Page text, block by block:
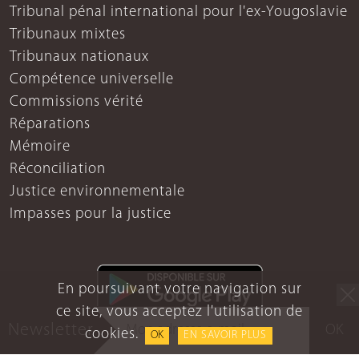
En poursuivant votre navigation sur
ce site, vous acceptez l'utilisation de
cookies.
OK EN SAVOIR PLUS
Tribunal pénal international pour l'ex-Yougoslavie
Tribunaux mixtes
Tribunaux nationaux
Compétence universelle
Commissions vérité
Réparations
Mémoire
Réconciliation
Justice environnementale
Impasses pour la justice
Mentions légales
Newsletter